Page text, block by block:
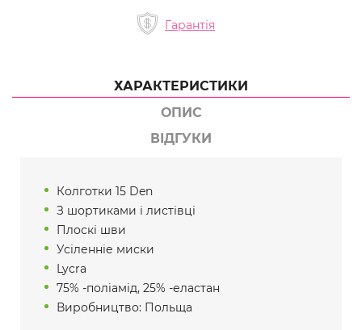
Гарантія
ХАРАКТЕРИСТИКИ
ОПИС
ВІДГУКИ
Колготки 15 Den
З шортиками і листівці
Плоскі шви
Усіленніе миски
Lycra
75% -поліамід, 25% -еластан
Виробництво: Польща